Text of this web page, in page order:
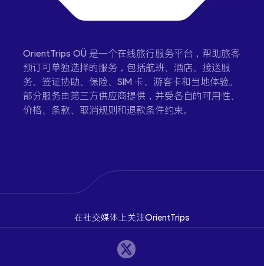
OrientTrips OÜ 是一个在线旅行服务平台，帮助旅客
预订可单独选择的服务，包括航班、酒店、接送服
务、签证协助、保险、SIM 卡、游客卡和当地体验。
部分服务由第三方供应商提供，并受各自的可用性、
价格、条款、取消规则和退款条件约束。
在社交媒体上关注OrientTrips